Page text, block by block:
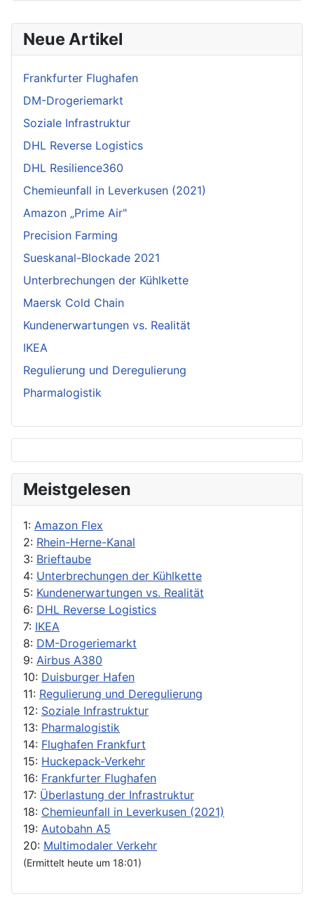
Neue Artikel
Frankfurter Flughafen
DM-Drogeriemarkt
Soziale Infrastruktur
DHL Reverse Logistics
DHL Resilience360
Chemieunfall in Leverkusen (2021)
Amazon „Prime Air"
Precision Farming
Sueskanal-Blockade 2021
Unterbrechungen der Kühlkette
Maersk Cold Chain
Kundenerwartungen vs. Realität
IKEA
Regulierung und Deregulierung
Pharmalogistik
Meistgelesen
1: Amazon Flex
2: Rhein-Herne-Kanal
3: Brieftaube
4: Unterbrechungen der Kühlkette
5: Kundenerwartungen vs. Realität
6: DHL Reverse Logistics
7: IKEA
8: DM-Drogeriemarkt
9: Airbus A380
10: Duisburger Hafen
11: Regulierung und Deregulierung
12: Soziale Infrastruktur
13: Pharmalogistik
14: Flughafen Frankfurt
15: Huckepack-Verkehr
16: Frankfurter Flughafen
17: Überlastung der Infrastruktur
18: Chemieunfall in Leverkusen (2021)
19: Autobahn A5
20: Multimodaler Verkehr
(Ermittelt heute um 18:01)